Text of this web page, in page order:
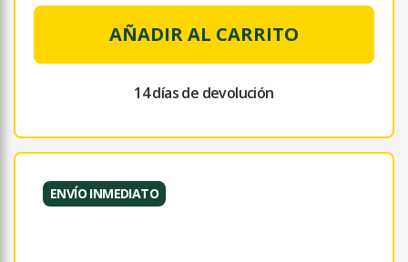
AÑADIR AL CARRITO
14 días de devolución
ENVÍO INMEDIATO